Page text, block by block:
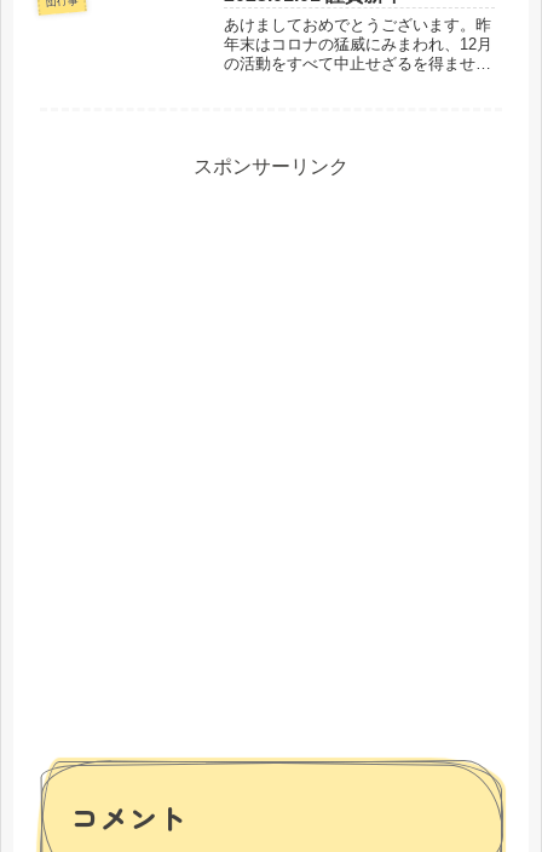
ゆるくもない、おいしいご飯が炊けま
し...
あけましておめでとうございます。昨
年末はコロナの猛威にみまわれ、12月
の活動をすべて中止せざるを得ません
す...
スポンサーリンク
コメント